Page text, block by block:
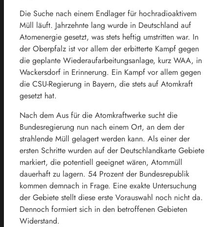
Die Suche nach einem Endlager für hochradioaktivem
Müll läuft. Jahrzehnte lang wurde in Deutschland auf
Atomenergie gesetzt, was stets heftig umstritten war. In
der Oberpfalz ist vor allem der erbitterte Kampf gegen
die geplante Wiederaufarbeitungsanlage, kurz WAA, in
Wackersdorf in Erinnerung. Ein Kampf vor allem gegen
die CSU-Regierung in Bayern, die stets auf Atomkraft
gesetzt hat.
Nach dem Aus für die Atomkraftwerke sucht die
Bundesregierung nun nach einem Ort, an dem der
strahlende Müll gelagert werden kann. Als einer der
ersten Schritte wurden auf der Deutschlandkarte Gebiete
markiert, die potentiell geeignet wären, Atommüll
dauerhaft zu lagern. 54 Prozent der Bundesrepublik
kommen demnach in Frage. Eine exakte Untersuchung
der Gebiete stellt diese erste Vorauswahl noch nicht da.
Dennoch formiert sich in den betroffenen Gebieten
Widerstand.